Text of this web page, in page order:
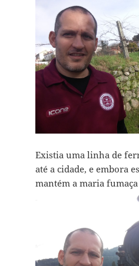
Existia uma linha de
até a cidade, e embora
mantém a maria